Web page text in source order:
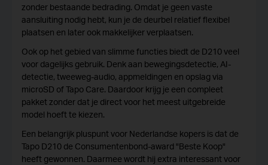
zonder bestaande bedrading. Omdat je geen vaste
aansluiting nodig hebt, kun je de deurbel relatief flexibel
plaatsen en later ook makkelijker verplaatsen.
Ook op het gebied van slimme functies biedt de D210 veel
voor dagelijks gebruik. Denk aan bewegingsdetectie, AI-
detectie, tweeweg-audio, appmeldingen en opslag via
microSD of Tapo Care. Daardoor krijg je een compleet
pakket zonder dat je direct voor het meest uitgebreide
model hoeft te kiezen.
Een belangrijk pluspunt voor Nederlandse kopers is dat de
Tapo D210 de Consumentenbond-award "Beste Koop"
heeft gewonnen. Daarmee wordt hij extra interessant voor